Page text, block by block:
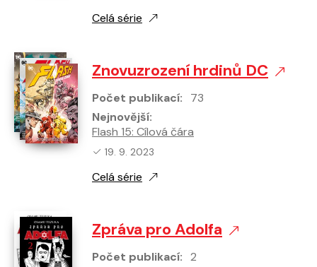
Celá série
Znovuzrození hrdinů DC
Počet publikací:
73
Nejnovější:
Flash 15: Cílová čára
Nejnovější vydání:
19. 9. 2023
Celá série
Zpráva pro Adolfa
Počet publikací: 2